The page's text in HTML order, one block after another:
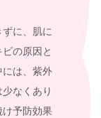
に、肌に
の原因と
には、紫外
なくあり
予防効果